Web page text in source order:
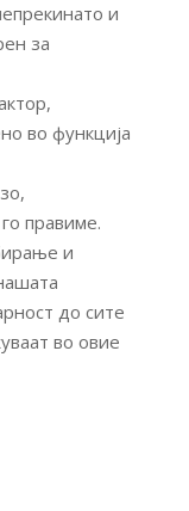
и
за
во функција
правиме.
и
до сите
во овие